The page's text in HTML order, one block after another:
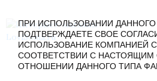
Пн-Сб:
ПРИ ИСПОЛЬЗОВАНИИ
ПОДТВЕРЖДАЕТЕ СВОЕ
ИСПОЛЬЗОВАНИЕ КОМПАНИЕЙ
СООТВЕТСТВИИ С НАСТОЯЩИМ
ОТНОШЕНИИ ДАННОГО ТИПА